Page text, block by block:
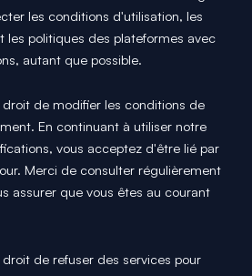
les conditions d'utilisation, les
les politiques des plateformes avec
autant que possible.
droit de modifier les conditions de
En continuant à utiliser notre
vous acceptez d'être lié par
Merci de consulter régulièrement
assurer que vous êtes au courant
de refuser des services pour